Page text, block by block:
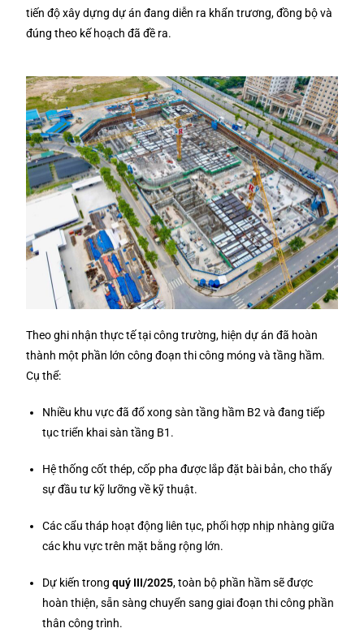
tiến độ xây dựng dự án đang diễn ra khẩn trương, đồng bộ và
đúng theo kế hoạch đã đề ra.
Theo ghi nhận thực tế tại công trường, hiện dự án đã hoàn
thành một phần lớn công đoạn thi công móng và tầng hầm.
Cụ thể:
Nhiều khu vực đã đổ xong sàn tầng hầm B2 và đang tiếp
tục triển khai sàn tầng B1.
Hệ thống cốt thép, cốp pha được lắp đặt bài bản, cho thấy
sự đầu tư kỹ lưỡng về kỹ thuật.
Các cẩu tháp hoạt động liên tục, phối hợp nhịp nhàng giữa
các khu vực trên mặt bằng rộng lớn.
Dự kiến trongquý III/2025, toàn bộ phần hầm sẽ được
hoàn thiện, sẵn sàng chuyển sang giai đoạn thi công phần
thân công trình.